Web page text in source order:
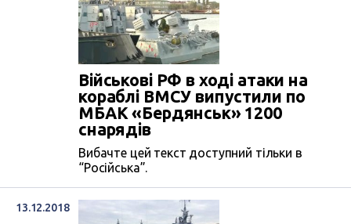
Військові РФ в ході атаки на
кораблі ВМСУ випустили по
МБАК «Бердянськ» 1200
снарядів
Вибачте цей текст доступний тільки в
“Російська”.
13.12.2018